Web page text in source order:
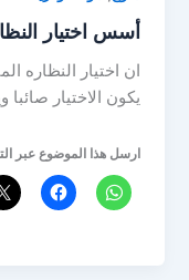
أسس اختيار
ان اختيار النظاره
يكون الاختيار
ارسل هذا الموضوع عبر